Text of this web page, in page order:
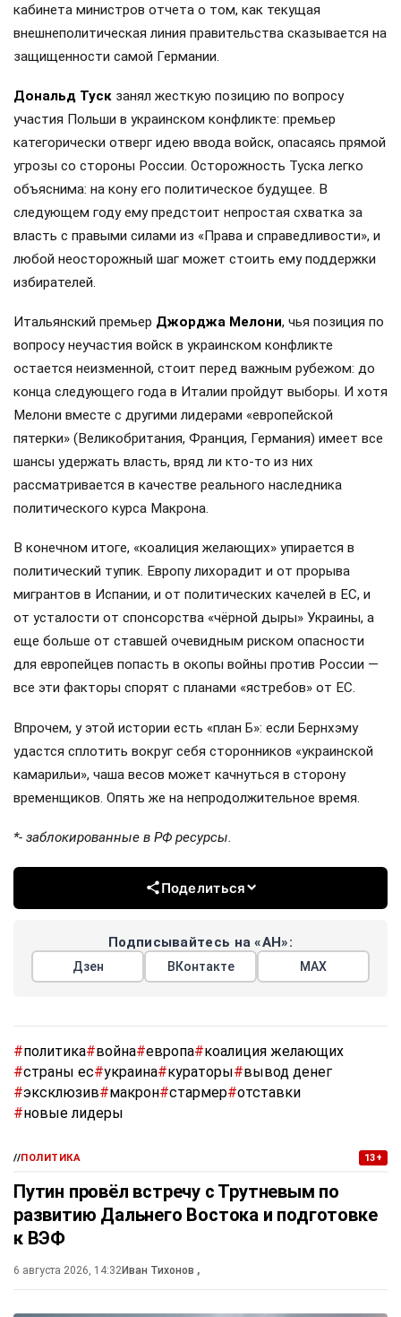
кабинета министров отчета о том, как текущая
внешнеполитическая линия правительства сказывается на
защищенности самой Германии.
Дональд Туск занял жесткую позицию по вопросу
участия Польши в украинском конфликте: премьер
категорически отверг идею ввода войск, опасаясь прямой
угрозы со стороны России. Осторожность Туска легко
объяснима: на кону его политическое будущее. В
следующем году ему предстоит непростая схватка за
власть с правыми силами из «Права и справедливости», и
любой неосторожный шаг может стоить ему поддержки
избирателей.
Итальянский премьер Джорджа Мелони, чья позиция по
вопросу неучастия войск в украинском конфликте
остается неизменной, стоит перед важным рубежом: до
конца следующего года в Италии пройдут выборы. И хотя
Мелони вместе с другими лидерами «европейской
пятерки» (Великобритания, Франция, Германия) имеет все
шансы удержать власть, вряд ли кто-то из них
рассматривается в качестве реального наследника
политического курса Макрона.
В конечном итоге, «коалиция желающих» упирается в
политический тупик. Европу лихорадит и от прорыва
мигрантов в Испании, и от политических качелей в ЕС, и
от усталости от спонсорства «чёрной дыры» Украины, а
еще больше от ставшей очевидным риском опасности
для европейцев попасть в окопы войны против России —
все эти факторы спорят с планами «ястребов» от ЕС.
Впрочем, у этой истории есть «план Б»: если Бернхэму
удастся сплотить вокруг себя сторонников «украинской
камарильи», чаша весов может качнуться в сторону
временщиков. Опять же на непродолжительное время.
*- заблокированные в РФ ресурсы.
Поделиться
Подписывайтесь на «АН»:
Дзен ВКонтакте МАХ
#политика#война#европа#коалиция желающих
#страны ес#украина#кураторы#вывод денег
#эксклюзив#макрон#стармер#отставки
#новые лидеры
//ПОЛИТИКА 13+
Путин провёл встречу с Трутневым по
развитию Дальнего Востока и подготовке
к ВЭФ
6 августа 2026, 14:32Иван Тихонов ,